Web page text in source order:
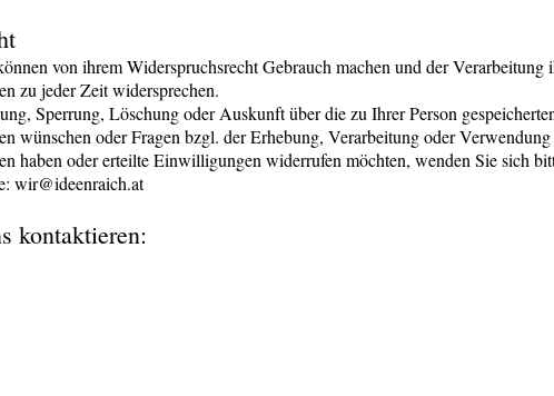
von ihrem Widerspruchsrecht Gebrauch machen und der Verarbeitung
zu jeder Zeit widersprechen.
Sperrung, Löschung oder Auskunft über die zu Ihrer Person
wünschen oder Fragen bzgl. der Erhebung, Verarbeitung oder
haben oder erteilte Einwilligungen widerrufen möchten, wenden Sie sich
wir@ideenraich.at
kontaktieren: